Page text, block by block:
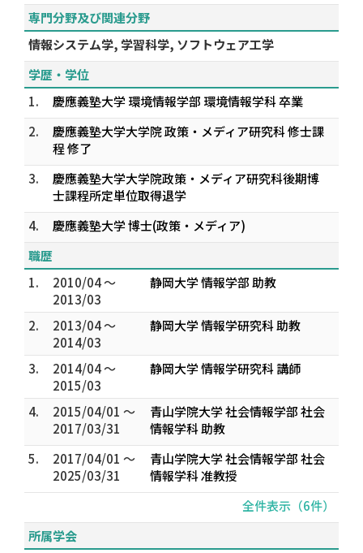
専門分野及び関連分野
情報システム学, 学習科学, ソフトウェア工学
学歴・学位
1.
慶應義塾大学 環境情報学部 環境情報学科 卒業
2.
慶應義塾大学大学院 政策・メディア研究科 修士課
程 修了
3.
慶應義塾大学大学院政策・メディア研究科後期博
士課程所定単位取得退学
4.
慶應義塾大学 博士(政策・メディア)
職歴
1.
2010/04 ～
2013/03
静岡大学 情報学部 助教
2.
2013/04 ～
2014/03
静岡大学 情報学研究科 助教
3.
2014/04 ～
2015/03
静岡大学 情報学研究科 講師
4.
2015/04/01 ～
2017/03/31
青山学院大学 社会情報学部 社会
情報学科 助教
5.
2017/04/01 ～
2025/03/31
青山学院大学 社会情報学部 社会
情報学科 准教授
全件表示（6件）
所属学会